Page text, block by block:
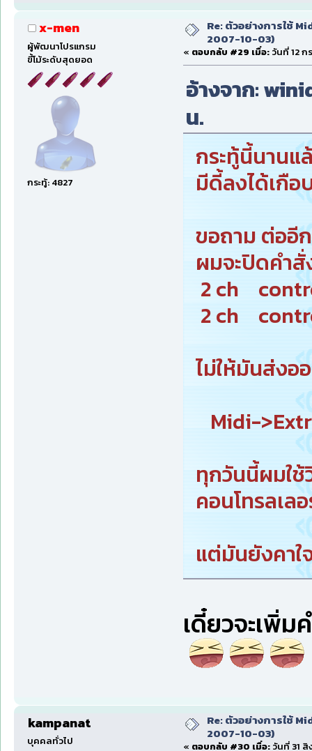
x-men
ผู้พัฒนาโปรแกรม
ขี้โม้ระดับสุดยอด
กระทู้: 4827
Re: ตัวอย่างการใช้
2007-10-03)
« ตอบกลับ #29 เมื่อ: วันที่ 12
อ้างจาก:
น.
กระทู้นี้นานแ
มีดี้ลงได้เกือ
ขอถาม ต่ออี
ผมจะปิดคำสั่
2 ch
2 ch
ไม่ให้มันส่ง
Midi-
ทุกวันนี้ผมใช้
คอนโทรลเล
แต่มันยังคาใ
เดี๋ยวจะเพิ่ม
kampanat
บุคคลทั่วไป
Re: ตัวอย่างการใช้
2007-10-03)
« ตอบกลับ #30 เมื่อ: วันที่ 31 สิ